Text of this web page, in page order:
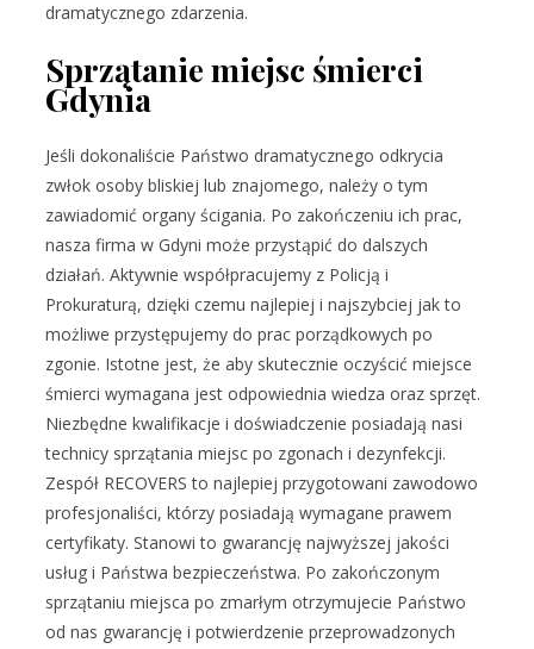
dramatycznego zdarzenia.
Sprzątanie miejsc śmierci
Gdynia
Jeśli dokonaliście Państwo dramatycznego odkrycia
zwłok osoby bliskiej lub znajomego, należy o tym
zawiadomić organy ścigania. Po zakończeniu ich prac,
nasza firma w Gdyni może przystąpić do dalszych
działań. Aktywnie współpracujemy z Policją i
Prokuraturą, dzięki czemu najlepiej i najszybciej jak to
możliwe przystępujemy do prac porządkowych po
zgonie. Istotne jest, że aby skutecznie oczyścić miejsce
śmierci wymagana jest odpowiednia wiedza oraz sprzęt.
Niezbędne kwalifikacje i doświadczenie posiadają nasi
technicy sprzątania miejsc po zgonach i dezynfekcji.
Zespół RECOVERS to najlepiej przygotowani zawodowo
profesjonaliści, którzy posiadają wymagane prawem
certyfikaty. Stanowi to gwarancję najwyższej jakości
usług i Państwa bezpieczeństwa. Po zakończonym
sprzątaniu miejsca po zmarłym otrzymujecie Państwo
od nas gwarancję i potwierdzenie przeprowadzonych